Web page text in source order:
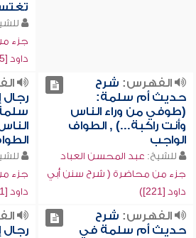
جزء
داود [045])
الفهرس: شرح
حديث أم سلمة:
(طوفي من وراء الناس
وأنت راكبة...) , الطواف
الواجب
للشيخ: عبد المحسن العباد
جزء من محاضرة ( شرح سنن أبي
داود [221])
جزء
داود [221])
الفهرس: شرح
حديث أم سلمة في